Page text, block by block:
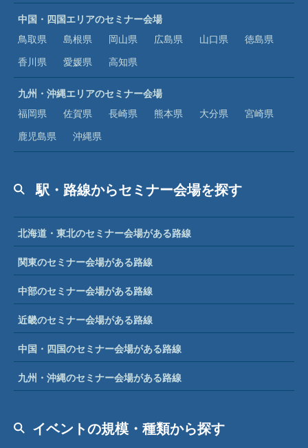
中国・四国エリアのセミナー会場
鳥取県
島根県 岡山県 広島県 山口県
徳島県
香川県
愛媛県 高知県
九州・沖縄エリアのセミナー会場
福岡県
佐賀県 長崎県 熊本県 大分県
宮崎県
鹿児島県
沖縄県
駅・路線からセミナー会場を探す
北海道・東北のセミナー会場がある路線
関東のセミナー会場がある路線
中部のセミナー会場がある路線
近畿のセミナー会場がある路線
中国・四国のセミナー会場がある路線
九州・沖縄のセミナー会場がある路線
イベントの規模・種類から探す